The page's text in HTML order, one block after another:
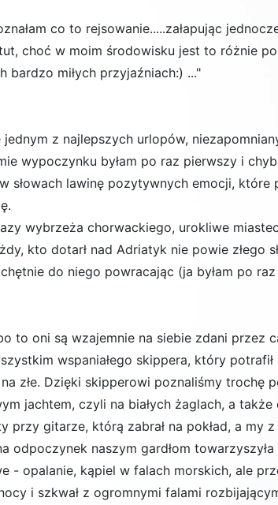
co to rejsowanie.....załapując
choć w moim środowisku jest to różnie
miłych przyjaźniach:) ..."
z najlepszych urlopów,
wypoczynku byłam po raz pierwszy i
słowach lawinę pozytywnych emocji, które
wybrzeża chorwackiego, urokliwe
kto dotarł nad Adriatyk nie powie złego
do niego powracając (ja byłam po
to oni są wzajemnie na siebie zdani przez
wspaniałego skippera, który
złe. Dzięki skipperowi poznaliśmy trochę
jachtem, czyli na białych żaglach, a
przy gitarze, którą zabrał na pokład, a my
odpoczynek naszym gardłom
- opalanie, kąpiel w falach morskich, ale
i szkwał z ogromnymi falami